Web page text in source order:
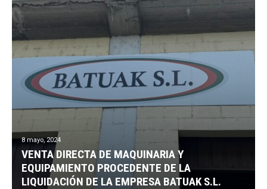
8 mayo, 2024
VENTA DIRECTA DE MAQUINARIA Y
EQUIPAMIENTO PROCEDENTE DE LA
LIQUIDACIÓN DE LA EMPRESA BATUAK S.L.